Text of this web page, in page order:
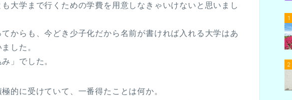
大学まで行くための学費を用意しなきゃいけないと思いまし
。
からも、今どき少子化だから名前が書ければ入れる大学はあ
だもの。と思いました。
」でした。
的に受けていて、一番得たことは何か。
1
2